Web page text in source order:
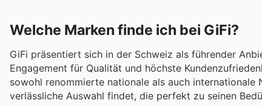
Welche Marken finde ich bei GiFi?
GiFi präsentiert sich in der Schweiz als führender
Engagement für Qualität und höchste
sowohl renommierte nationale als auch internationale
verlässliche Auswahl findet, die perfekt zu seinen